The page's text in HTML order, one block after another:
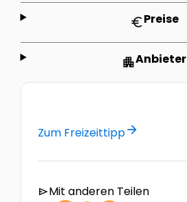
euroPreise
apartmentAnbieter
Zum Freizeittipparrow_forward
sendMit anderen Teilen